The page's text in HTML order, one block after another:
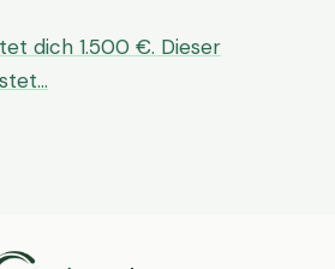
dich 1.500 €. Dieser